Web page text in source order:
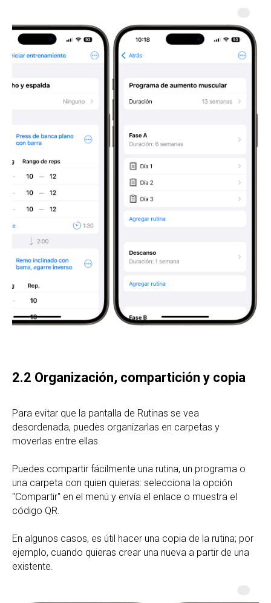
2.2 Organización, compartición y copia
Para evitar que la pantalla de Rutinas se vea
desordenada, puedes organizarlas en carpetas y
moverlas entre ellas.
Puedes compartir fácilmente una rutina, un programa o
una carpeta con quien quieras: selecciona la opción
"Compartir" en el menú y envía el enlace o muestra el
código QR.
En algunos casos, es útil hacer una copia de la rutina; por
ejemplo, cuando quieras crear una nueva a partir de una
existente.